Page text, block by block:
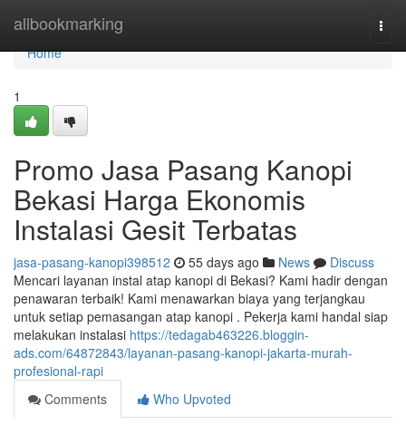
allbookmarking
Home
Home
1
Promo Jasa Pasang Kanopi
Bekasi Harga Ekonomis
Instalasi Gesit Terbatas
jasa-pasang-kanopi398512 55 days ago News
Discuss
Mencari layanan instal atap kanopi di Bekasi? Kami hadir dengan
penawaran terbaik! Kami menawarkan biaya yang terjangkau
untuk setiap pemasangan atap kanopi . Pekerja kami handal siap
melakukan instalasi https://tedagab463226.bloggin-
ads.com/64872843/layanan-pasang-kanopi-jakarta-murah-
profesional-rapi
Comments
Who Upvoted